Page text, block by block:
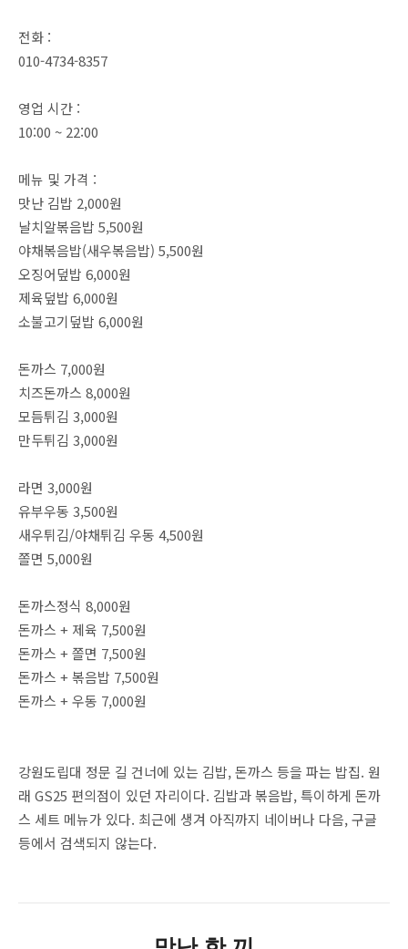
전화 :
010-4734-8357
영업 시간 :
10:00 ~ 22:00
메뉴 및 가격 :
맛난 김밥 2,000원
날치알볶음밥 5,500원
야채볶음밥(새우볶음밥) 5,500원
오징어덮밥 6,000원
제육덮밥 6,000원
소불고기덮밥 6,000원
돈까스 7,000원
치즈돈까스 8,000원
모듬튀김 3,000원
만두튀김 3,000원
라면 3,000원
유부우동 3,500원
새우튀김/야채튀김 우동 4,500원
쫄면 5,000원
돈까스정식 8,000원
돈까스 + 제육 7,500원
돈까스 + 쫄면 7,500원
돈까스 + 볶음밥 7,500원
돈까스 + 우동 7,000원
강원도립대 정문 길 건너에 있는 김밥, 돈까스 등을 파는 밥집. 원
래 GS25 편의점이 있던 자리이다. 김밥과 볶음밥, 특이하게 돈까
스 세트 메뉴가 있다. 최근에 생겨 아직까지 네이버나 다음, 구글
등에서 검색되지 않는다.